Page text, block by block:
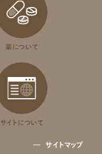
薬について
サイトについて
サイトマップ